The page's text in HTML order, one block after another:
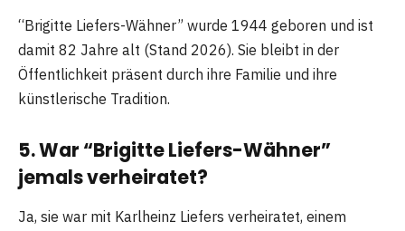
“Brigitte Liefers-Wähner” wurde 1944 geboren und ist
damit 82 Jahre alt (Stand 2026). Sie bleibt in der
Öffentlichkeit präsent durch ihre Familie und ihre
künstlerische Tradition.
5. War “Brigitte Liefers-Wähner”
jemals verheiratet?
Ja, sie war mit Karlheinz Liefers verheiratet, einem